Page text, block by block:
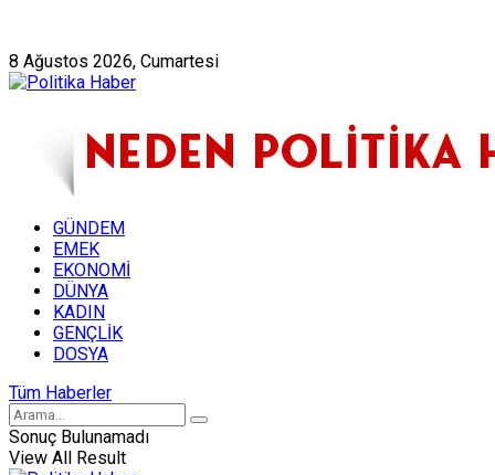
8 Ağustos 2026, Cumartesi
GÜNDEM
EMEK
EKONOMİ
DÜNYA
KADIN
GENÇLİK
DOSYA
Tüm Haberler
Sonuç Bulunamadı
View All Result